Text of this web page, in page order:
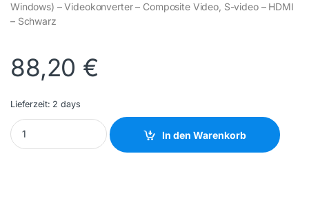
Windows) – Videokonverter – Composite Video, S-video – HDMI
– Schwarz
88,20 €
Lieferzeit: 2 days
STARTECH COMPONENTS - VID2HDCON2 - NEW quantity
In den Warenkorb